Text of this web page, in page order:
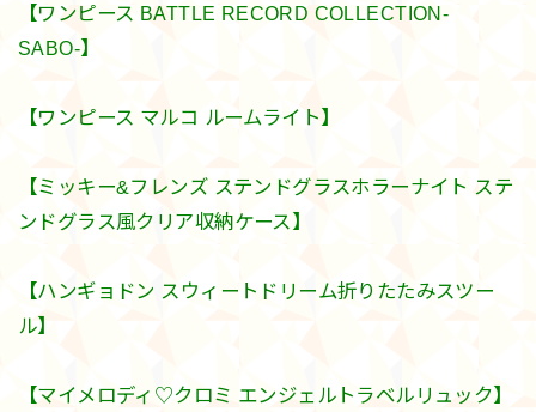
【ワンピース BATTLE RECORD COLLECTION-
SABO-】
【ワンピース マルコ ルームライト】
【ミッキー&フレンズ ステンドグラスホラーナイト ステ
ンドグラス風クリア収納ケース】
【ハンギョドン スウィートドリーム折りたたみスツー
ル】
【マイメロディ♡クロミ エンジェルトラベルリュック】